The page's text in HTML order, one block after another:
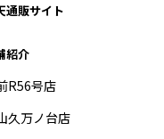
通販サイト
紹介
R56号店
久万ノ台店